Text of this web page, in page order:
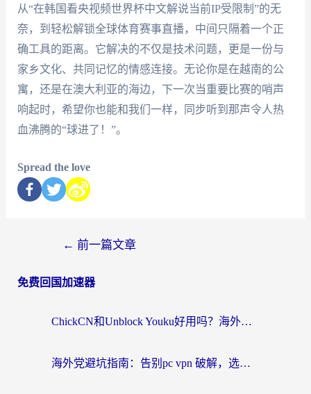
从“在韩国看央视频世界杯中文解说当前IP受限制”的无
奈，到轻松解锁全球体育赛事直播，中间只隔着一个正
确工具的距离。它解决的不仅是技术问题，更是一份与
家乡文化、共同记忆的情感连接。无论你是在越南的公
寓，还是在澳大利亚的海边，下一次当重要比赛的哨声
响起时，希望你也能和我们一样，同步听到那声令人热
血沸腾的“球进了！”。
Spread the love
← 前一篇文章
免费回国加速器
ChickCN和Unblock Youku好用吗？海外党亲测3款回国加速器，附iOS免费选择指南
海外党避坑指南：告别pc vpn 破解，选对回国加速器轻松访问国内资源